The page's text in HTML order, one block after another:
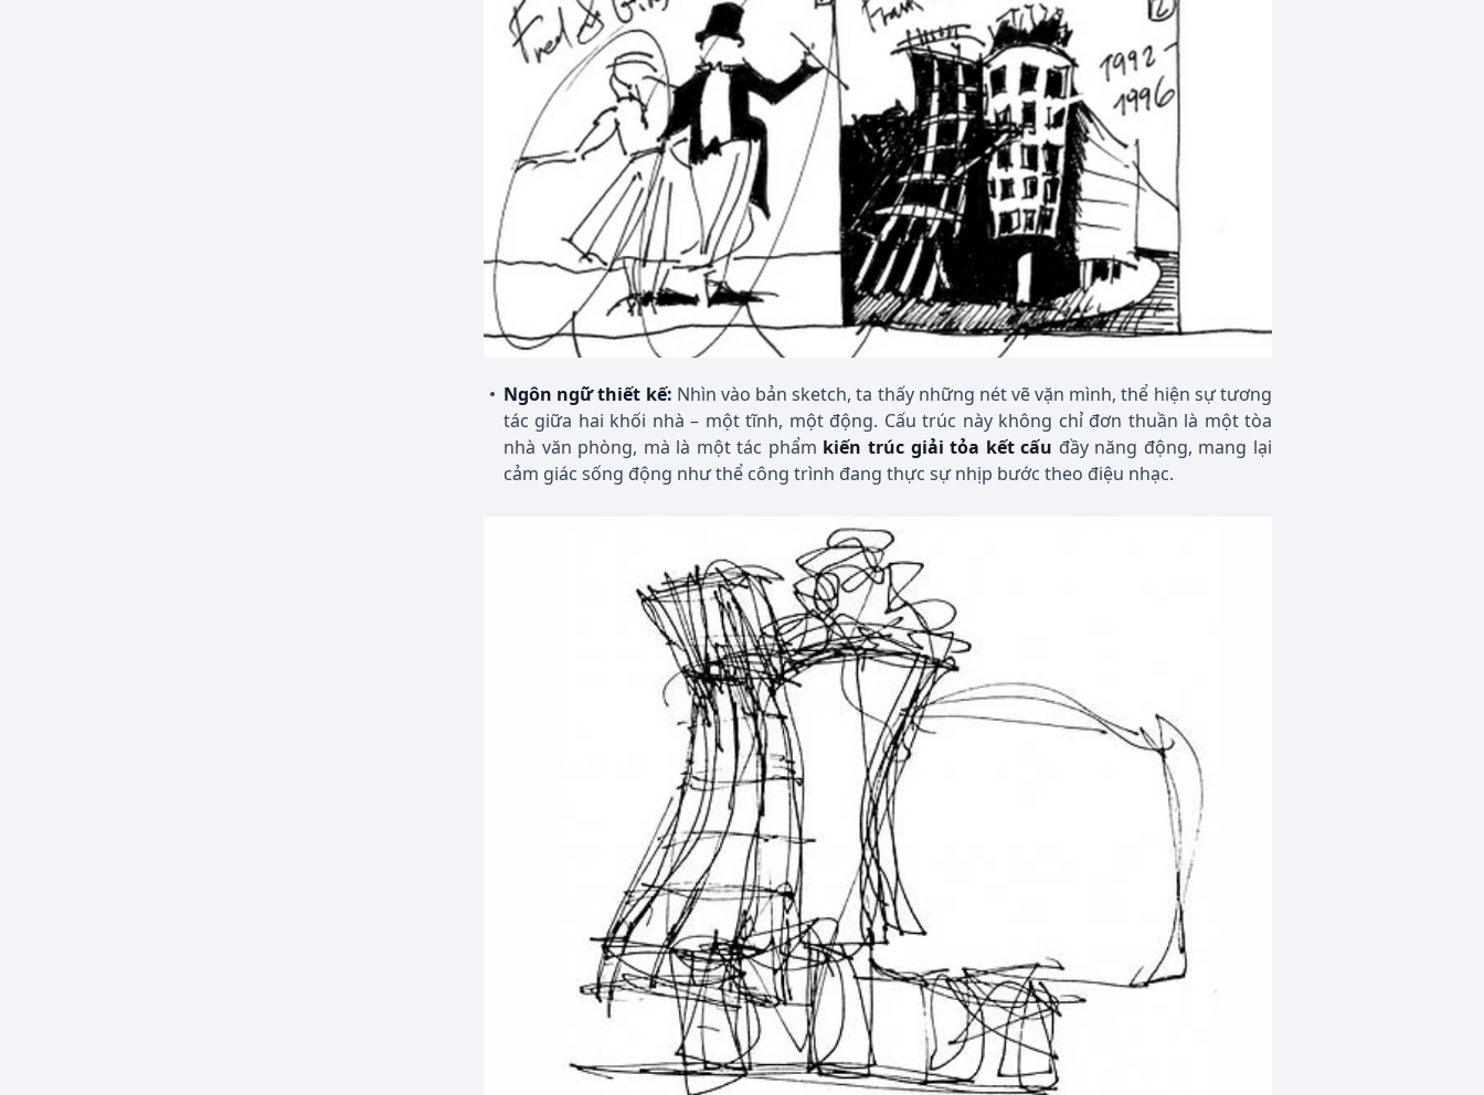
Ngôn ngữ thiết kế: Nhìn vào bản sketch, ta thấy những nét vẽ vặn mình, thể hiện sự tương
tác giữa hai khối nhà – một tĩnh, một động. Cấu trúc này không chỉ đơn thuần là một tòa
nhà văn phòng, mà là một tác phẩm kiến trúc giải tỏa kết cấu đầy năng động, mang lại
cảm giác sống động như thể công trình đang thực sự nhịp bước theo điệu nhạc.